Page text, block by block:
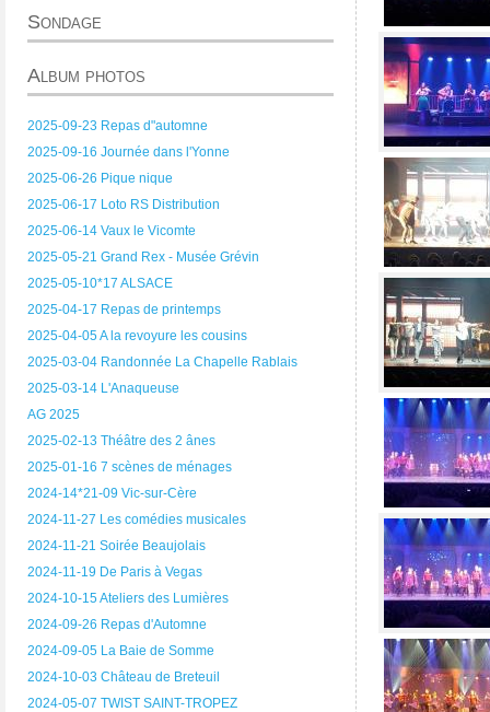
Sondage
Album photos
2025-09-23 Repas d"automne
2025-09-16 Journée dans l'Yonne
2025-06-26 Pique nique
2025-06-17 Loto RS Distribution
2025-06-14 Vaux le Vicomte
2025-05-21 Grand Rex - Musée Grévin
2025-05-10*17 ALSACE
2025-04-17 Repas de printemps
2025-04-05 A la revoyure les cousins
2025-03-04 Randonnée La Chapelle Rablais
2025-03-14 L'Anaqueuse
AG 2025
2025-02-13 Théâtre des 2 ânes
2025-01-16 7 scènes de ménages
2024-14*21-09 Vic-sur-Cère
2024-11-27 Les comédies musicales
2024-11-21 Soirée Beaujolais
2024-11-19 De Paris à Vegas
2024-10-15 Ateliers des Lumières
2024-09-26 Repas d'Automne
2024-09-05 La Baie de Somme
2024-10-03 Château de Breteuil
2024-05-07 TWIST SAINT-TROPEZ